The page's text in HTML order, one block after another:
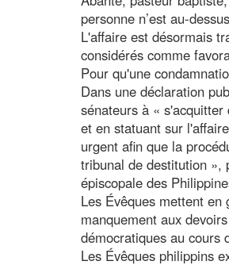
personne n’est au-
L'affaire est désormais
considérés comme
Pour qu'une
Dans une déclaration
sénateurs à «
et en statuant sur
urgent afin que la
tribunal de destitution »,
épiscopale des
Les Évêques mettent
manquement aux
démocratiques au cours
Les Évêques philippins